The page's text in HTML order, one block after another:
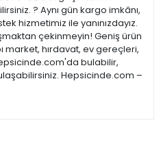
? Aynı gün kargo imkânı,
hizmetimiz ile yanınızdayız.
çekinmeyin! Geniş ürün
market, hırdavat, ev gereçleri,
bulabilir,
Hepsicinde.com –